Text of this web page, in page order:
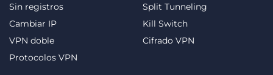
Sin registros
Split Tunneling
Cambiar IP
Kill Switch
VPN doble
Cifrado VPN
Protocolos VPN